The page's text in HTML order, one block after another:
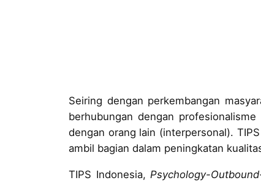
Seiring dengan perkembangan
berhubungan dengan
dengan orang lain (interpersonal).
ambil bagian dalam peningkatan
TIPS Indonesia, Psychology-